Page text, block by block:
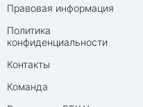
Правовая информация
Политика
конфиденциальности
Контакты
Команда